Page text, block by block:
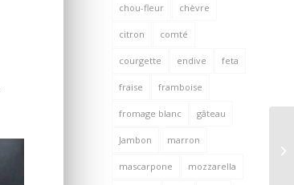
chou-fleur chèvre
citron comté
courgette endive feta
fraise framboise
fromage blanc gâteau
Jambon marron
mascarpone mozzarella